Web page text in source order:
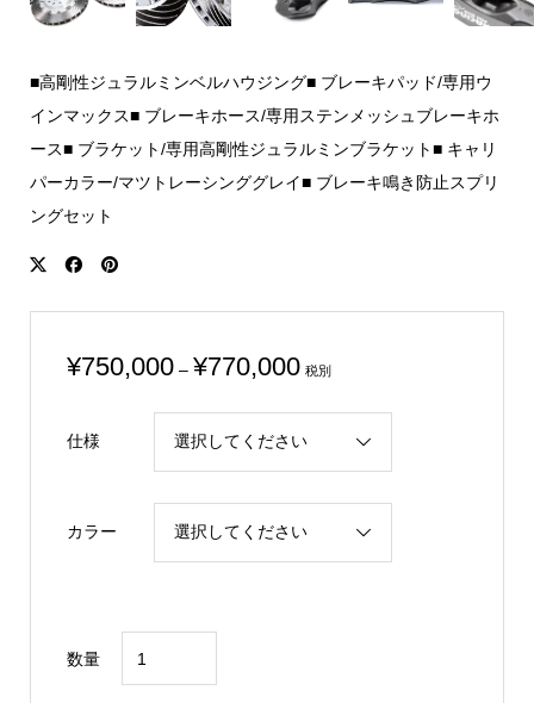
■高剛性ジュラルミンベルハウジング■ ブレーキパッド/専用ウ
インマックス■ ブレーキホース/専用ステンメッシュブレーキホ
ース■ ブラケット/専用高剛性ジュラルミンブラケット■ キャリ
パーカラー/マツトレーシンググレイ■ ブレーキ鳴き防止スプリ
ングセット
¥750,000 – ¥770,000価
税別
仕様
カラー
数量
DC5